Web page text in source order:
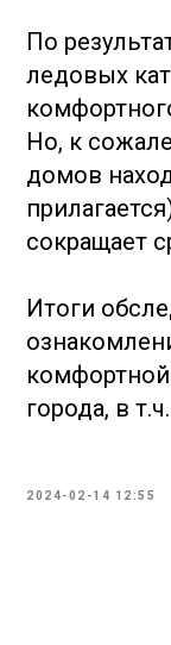
По
ледовых
Но, к
домов
сокращает
Итоги
города, в
2024-02-14 12:55